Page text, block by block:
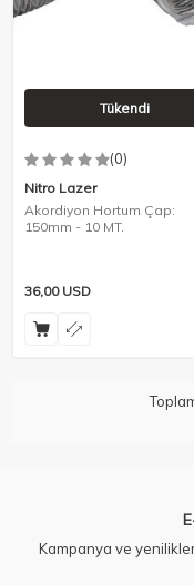
Tükendi
(0)
Nitro Lazer
Akordiyon Hortum Çap:
150mm - 10 MT.
36,00USD
Kampanya ve